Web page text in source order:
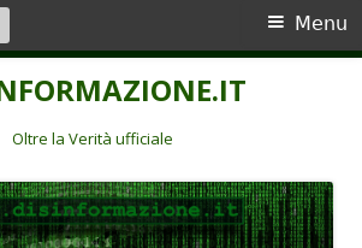
Oltre la Verità ufficiale
Menu
Ricerca
per: